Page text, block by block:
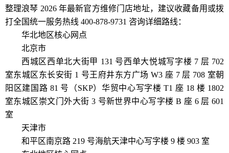
整理浪琴 2026 年最新官方维修门店地址，建议收藏备用或拨
打全国统一服务热线 400-878-9731 咨询详细路线：
华北地区核心网点
北京市
西城区西单北大街甲 131 号西单大悦城写字楼 7 层 702
室东城区东长安街 1 号王府井东方广场 W3 座 7 层 708 室朝
阳区建国路 81 号（SKP）华贸中心写字楼 T1 座 18 楼 1802
室东城区崇文门外大街 3 号新世界中心写字楼 B 座 6 层 601
室
天津市
和平区南京路 219 号海航天津中心写字楼 9 楼 903 室